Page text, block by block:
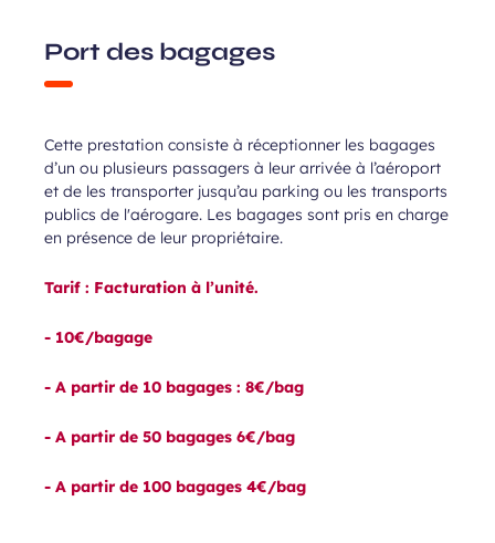
Port des bagages
Cette prestation consiste à réceptionner les bagages
d’un ou plusieurs passagers à leur arrivée à l’aéroport
et de les transporter jusqu’au parking ou les transports
publics de l'aérogare. Les bagages sont pris en charge
en présence de leur propriétaire.
Tarif : Facturation à l’unité.
- 10€/bagage
- A partir de 10 bagages : 8€/bag
- A partir de 50 bagages 6€/bag
- A partir de 100 bagages 4€/bag